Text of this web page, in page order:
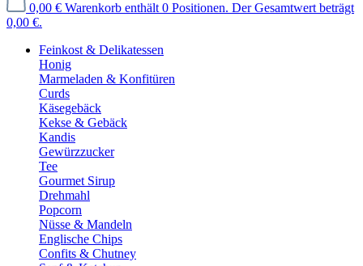
0,00 € Warenkorb enthält 0 Positionen. Der Gesamtwert beträgt
0,00 €.
Feinkost & Delikatessen
Honig
Marmeladen & Konfitüren
Curds
Käsegebäck
Kekse & Gebäck
Kandis
Gewürzzucker
Tee
Gourmet Sirup
Drehmahl
Popcorn
Nüsse & Mandeln
Englische Chips
Confits & Chutney